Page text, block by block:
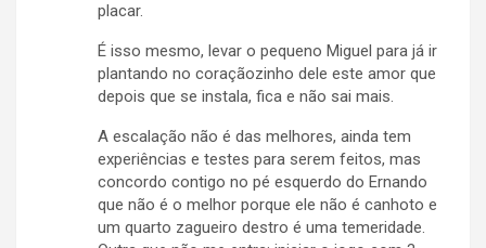
placar.
É isso mesmo, levar o pequeno Miguel para já ir
plantando no coraçãozinho dele este amor que
depois que se instala, fica e não sai mais.
A escalação não é das melhores, ainda tem
experiências e testes para serem feitos, mas
concordo contigo no pé esquerdo do Ernando
que não é o melhor porque ele não é canhoto e
um quarto zagueiro destro é uma temeridade.